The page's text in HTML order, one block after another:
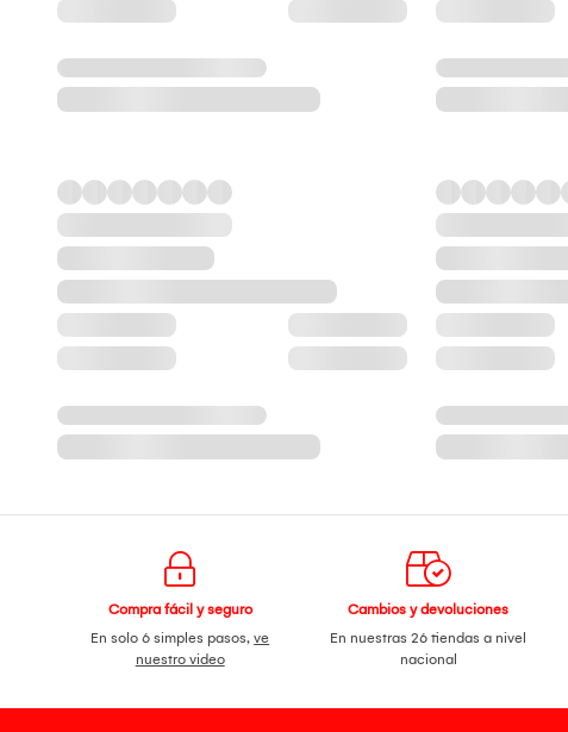
Compra fácil y seguro
En solo 6 simples pasos,ve
nuestro video
Cambios y devoluciones
En nuestras 26 tiendas a nivel
nacional